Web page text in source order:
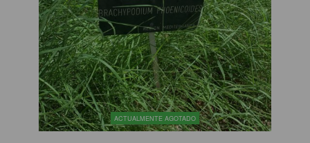
ACTUALMENTE AGOTADO